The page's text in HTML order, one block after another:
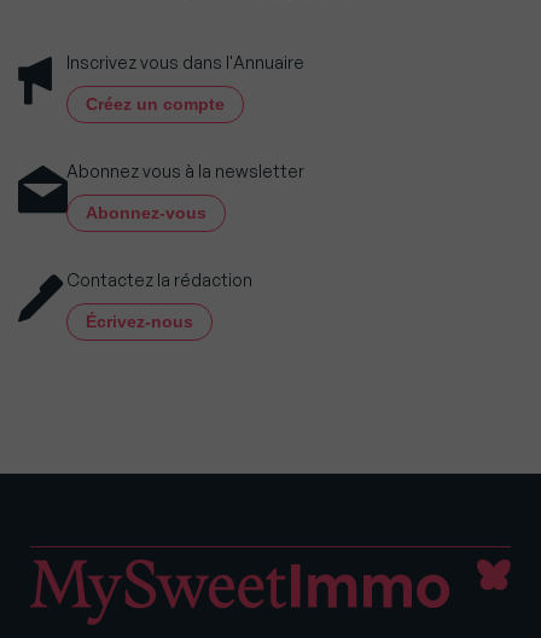
Inscrivez vous dans l'Annuaire
Créez un compte
Abonnez vous à la newsletter
Abonnez-vous
Contactez la rédaction
Écrivez-nous